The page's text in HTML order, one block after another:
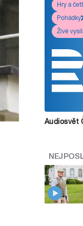
Hry a
Pohádky
Živé
Audiosvět